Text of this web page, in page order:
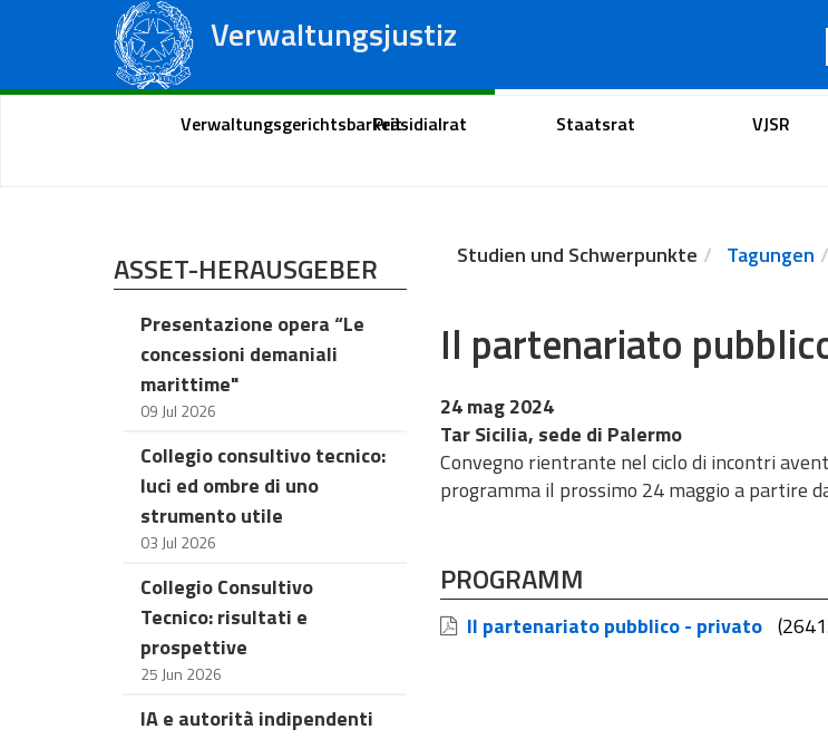
Verwaltungsjustiz
Regionale Verwaltungsgerichte
Portal des Bürgers Anwaltsportal
VerwaltungsgerichtsbarkeitPräsidialrat Staatsrat VJSR
ASSET-HERAUSGEBER
Presentazione opera “Le
concessioni demaniali
marittime"
09 Jul 2026
Collegio consultivo tecnico:
luci ed ombre di uno
strumento utile
03 Jul 2026
Collegio Consultivo
Tecnico: risultati e
prospettive
25 Jun 2026
IA e autorità indipendenti
Studien und Schwerpunkte Tagungen
Il partenariato
24 mag 2024
Tar Sicilia, sede di Palermo
Convegno rientrante nel ciclo di incontri
programma il prossimo 24 maggio a partire
PROGRAMM
Il partenariato pubblico - privato